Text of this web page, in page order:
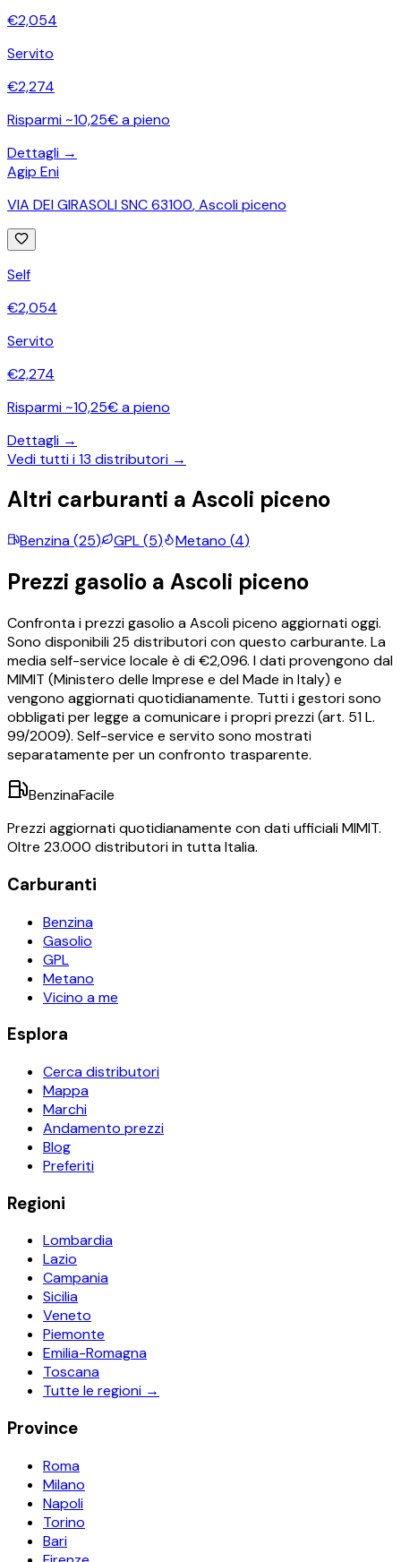
€2,054
Servito
€2,274
Risparmi ~10,25€ a pieno
Dettagli →
Agip Eni
VIA DEI GIRASOLI SNC 63100,Ascoli piceno
Self
€2,054
Servito
€2,274
Risparmi ~10,25€ a pieno
Dettagli →
Vedi tutti i13 distributori →
Altri carburanti a Ascoli piceno
Benzina(25) GPL(5) Metano (4)
Prezzi gasolio a Ascoli piceno
Confronta i prezzigasolio aAscoli piceno aggiornati oggi.
Sono disponibili25 distributori con questo carburante. La
media self-service locale è di €2,096. I dati provengono dal
MIMIT (Ministero delle Imprese e del Made in Italy) e
vengono aggiornati quotidianamente. Tutti i gestori sono
obbligati per legge a comunicare i propri prezzi (art. 51 L.
99/2009). Self-service e servito sono mostrati
separatamente per un confronto trasparente.
BenzinaFacile
Prezzi aggiornati quotidianamente con dati ufficiali MIMIT.
Oltre 23.000 distributori in tutta Italia.
Carburanti
Benzina
Gasolio
GPL
Metano
Vicino a me
Esplora
Cerca distributori
Mappa
Marchi
Andamento prezzi
Blog
Preferiti
Regioni
Lombardia
Lazio
Campania
Sicilia
Veneto
Piemonte
Emilia-Romagna
Toscana
Tutte le regioni →
Province
Roma
Milano
Napoli
Torino
Bari